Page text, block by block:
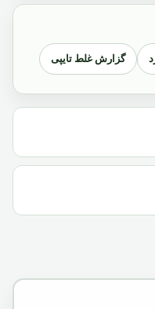
گزارش غلط تایپی